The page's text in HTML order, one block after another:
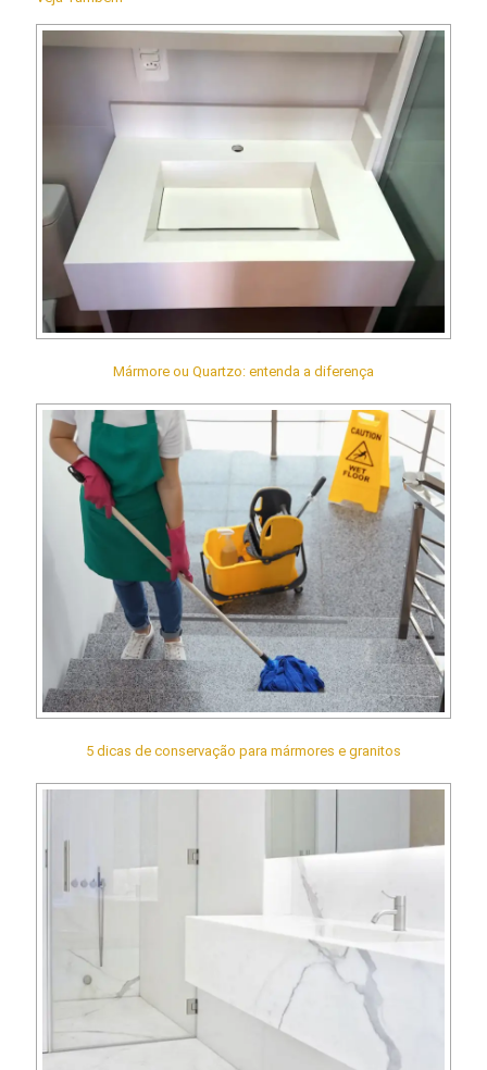
Mármore ou Quartzo: entenda a diferença
5 dicas de conservação para mármores e granitos